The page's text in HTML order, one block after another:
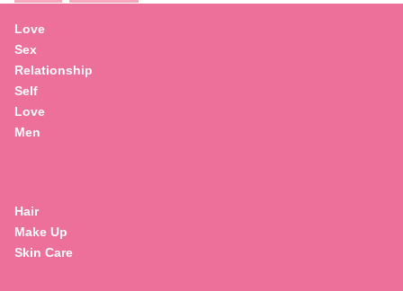
“อาหารทางการแพทย์เพื่อลดน้ำหนัก” ใช้แทนมื้อ
อาหารได้ มีสารอาหารหลากหลาย ดื่มได้ทุกวัน
รสชาติอร่อย
Love
Sex
Relationship
Self
Love
Men
Hair
Make Up
Skin Care